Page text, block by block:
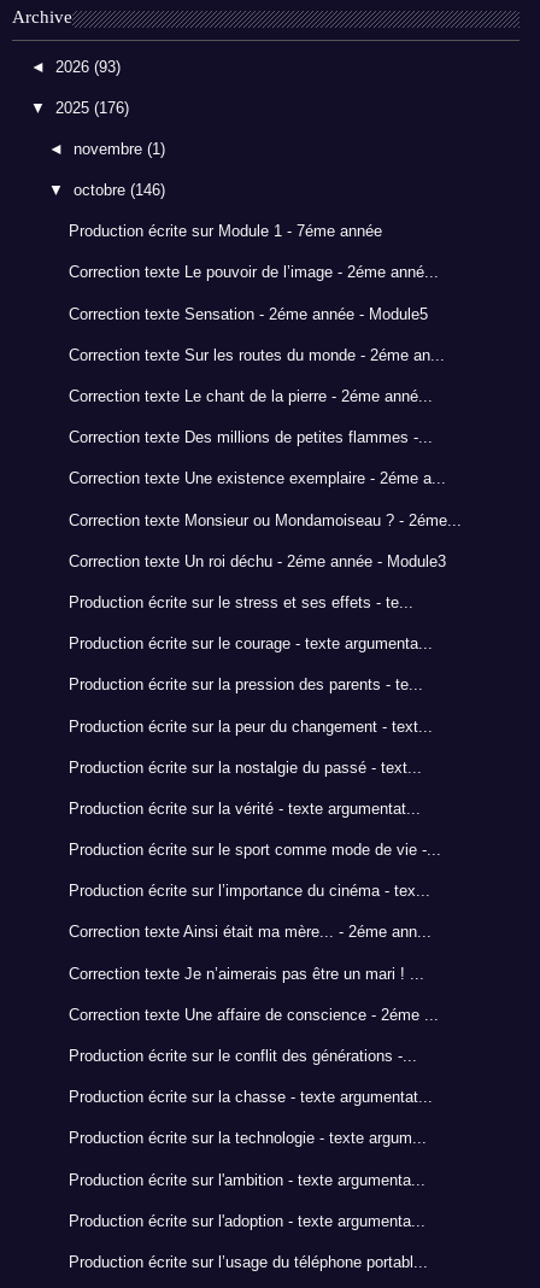
Archive
◄ 2026 (93)
▼ 2025 (176)
◄novembre(1)
▼octobre(146)
Production écrite sur Module 1 - 7éme année
Correction texte Le pouvoir de l’image - 2éme anné...
Correction texte Sensation - 2éme année - Module5
Correction texte Sur les routes du monde - 2éme an...
Correction texte Le chant de la pierre - 2éme anné...
Correction texte Des millions de petites flammes -...
Correction texte Une existence exemplaire - 2éme a...
Correction texte Monsieur ou Mondamoiseau ? - 2éme...
Correction texte Un roi déchu - 2éme année - Module3
Production écrite sur le stress et ses effets - te...
Production écrite sur le courage - texte argumenta...
Production écrite sur la pression des parents - te...
Production écrite sur la peur du changement - text...
Production écrite sur la nostalgie du passé - text...
Production écrite sur la vérité - texte argumentat...
Production écrite sur le sport comme mode de vie -...
Production écrite sur l’importance du cinéma - tex...
Correction texte Ainsi était ma mère... - 2éme ann...
Correction texte Je n’aimerais pas être un mari ! ...
Correction texte Une affaire de conscience - 2éme ...
Production écrite sur le conflit des générations -...
Production écrite sur la chasse - texte argumentat...
Production écrite sur la technologie - texte argum...
Production écrite sur l'ambition - texte argumenta...
Production écrite sur l'adoption - texte argumenta...
Production écrite sur l’usage du téléphone portabl...